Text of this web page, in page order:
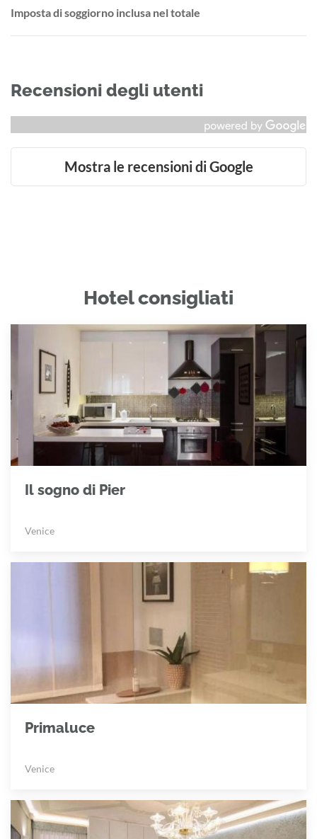
Imposta di soggiorno inclusa nel totale
Recensioni degli utenti
Mostra le recensioni di Google
Hotel consigliati
Il sogno di Pier
Venice
Primaluce
Venice